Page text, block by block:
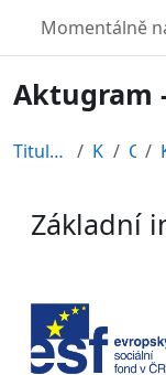
TURBO
Momentálně
Aktugram
Titulní stránka Kurzy CDV
Základní